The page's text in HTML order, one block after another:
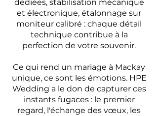
dédiées, stabilisation mécanique
et électronique, étalonnage sur
moniteur calibré : chaque détail
technique contribue à la
perfection de votre souvenir.
Ce qui rend un mariage à Mackay
unique, ce sont les émotions. HPE
Wedding a le don de capturer ces
instants fugaces : le premier
regard, l'échange des vœux, les